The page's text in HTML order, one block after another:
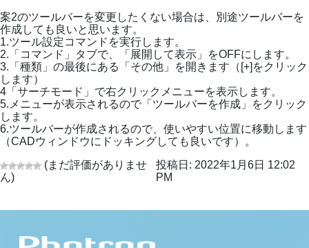
案2のツールバーを変更したくない場合は、別途ツールバーを
作成しても良いと思います。
1.ツール設定コマンドを実行します。
2.「コマンド」タブで、「展開して表示」をOFFにします。
3.「種類」の最後にある「その他」を開きます（[+]をクリック
します）
4「サーチモード」で右クリックメニューを表示します。
5.メニューが表示されるので「ツールバーを作成」をクリック
します。
6.ツールバーが作成されるので、使いやすい位置に移動します
（CADウィンドウにドッキングしても良いです）。
(まだ評価がありませ
ん)
投稿日: 2022年1月6日 12:02
PM